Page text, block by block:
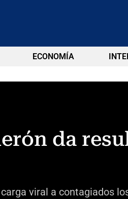
ECONOMÍA
da
viral a contagiados